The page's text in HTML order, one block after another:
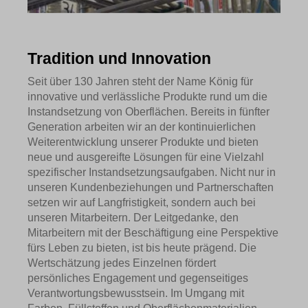
Tradition und Innovation
Seit über 130 Jahren steht der Name König für
innovative und verlässliche Produkte rund um die
Instandsetzung von Oberflächen. Bereits in fünfter
Generation arbeiten wir an der kontinuierlichen
Weiterentwicklung unserer Produkte und bieten
neue und ausgereifte Lösungen für eine Vielzahl
spezifischer Instandsetzungsaufgaben. Nicht nur in
unseren Kundenbeziehungen und Partnerschaften
setzen wir auf Langfristigkeit, sondern auch bei
unseren Mitarbeitern. Der Leitgedanke, den
Mitarbeitern mit der Beschäftigung eine Perspektive
fürs Leben zu bieten, ist bis heute prägend. Die
Wertschätzung jedes Einzelnen fördert
persönliches Engagement und gegenseitiges
Verantwortungsbewusstsein. Im Umgang mit